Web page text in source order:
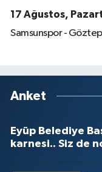
17 Ağustos,
Samsunspor -
Anket
Eyüp Belediye
karnesi.. Siz de